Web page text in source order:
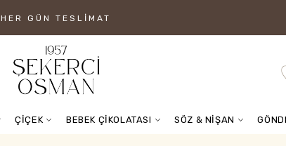
HER GÜN TESLIMAT
ÇİÇEK BEBEK ÇİKOLATASI SÖZ & NİŞAN